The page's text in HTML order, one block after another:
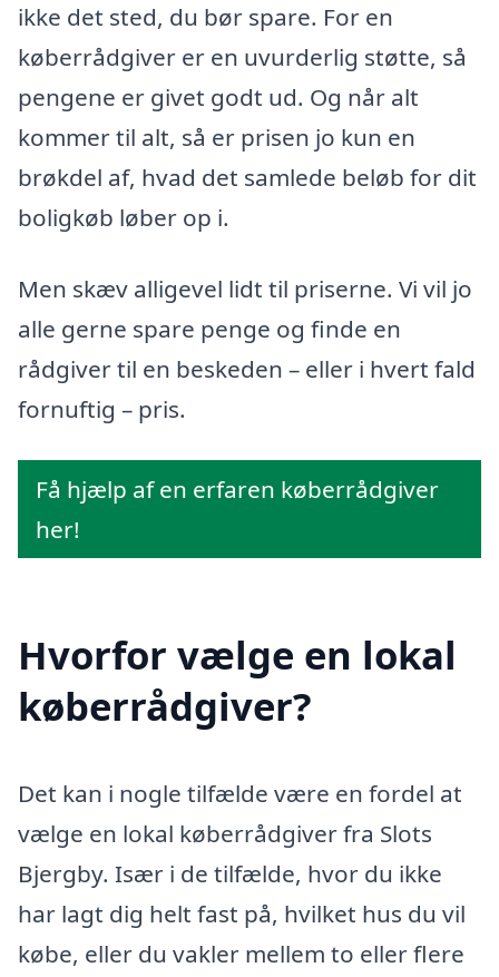
ikke det sted, du bør spare. For en
køberrådgiver er en uvurderlig støtte, så
pengene er givet godt ud. Og når alt
kommer til alt, så er prisen jo kun en
brøkdel af, hvad det samlede beløb for dit
boligkøb løber op i.
Men skæv alligevel lidt til priserne. Vi vil jo
alle gerne spare penge og finde en
rådgiver til en beskeden – eller i hvert fald
fornuftig – pris.
Få hjælp af en erfaren køberrådgiver
her!
Hvorfor vælge en lokal
køberrådgiver?
Det kan i nogle tilfælde være en fordel at
vælge en lokal køberrådgiver fra Slots
Bjergby. Især i de tilfælde, hvor du ikke
har lagt dig helt fast på, hvilket hus du vil
købe, eller du vakler mellem to eller flere